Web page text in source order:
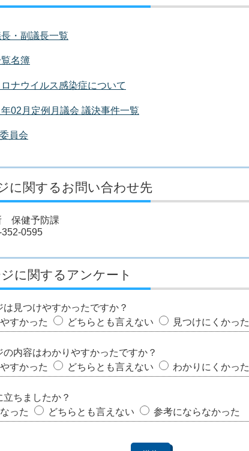
・副議長一覧
名簿
ナウイルス感染症について
02月定例月議会 議決事件一覧
員会
に関するお問い合わせ先
保健予防課
0595
に関するアンケート
は見つけやすかったですか？
すかった
どちらとも言えない 見つけにくかった
の内容はわかりやすかったですか？
すかった
どちらとも言えない わかりにくかった
ちましたか？
った
どちらとも言えない 参考にならなかった